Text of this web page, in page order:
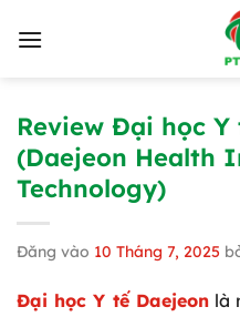
qua
Review Đại học Y
(Daejeon Health
Technology)
Đăng vào 10 Tháng 7, 2025
Đại học Y tế Daejeonlà